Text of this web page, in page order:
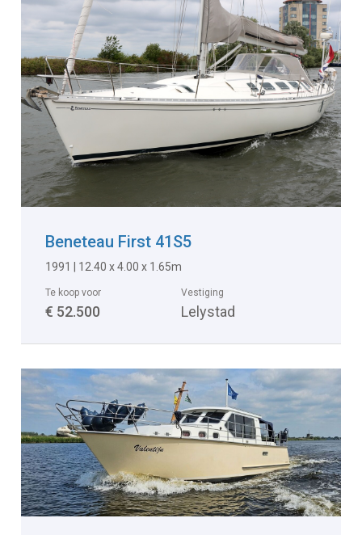
Beneteau First 41S5
1991 | 12.40 x 4.00 x 1.65m
Te koop voor
€ 52.500
Vestiging
Lelystad